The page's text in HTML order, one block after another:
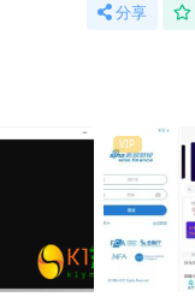
分享
VIP